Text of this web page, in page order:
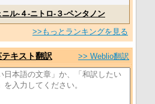
ニル‐４‐ニトロ‐３‐ペンタノン
>>もっとランキングを見る
キスト翻訳 >> Weblio翻訳